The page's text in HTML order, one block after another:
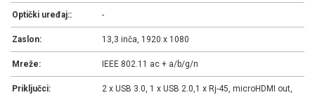
Optički uređaj:: -
Zaslon: 13,3 inča, 1920 x 1080
Mreže: IEEE 802.11 ac + a/b/g/n
Priključci: 2 x USB 3.0, 1 x USB 2.0,1 x Rj-45, microHDMI out,